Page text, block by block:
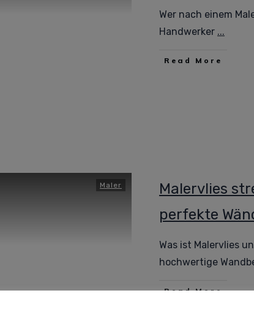
Wer nach einem
Handwerker ...
Read More
Maler
Malervlies
perfekte
Was ist Malervlies
hochwertige
Read More